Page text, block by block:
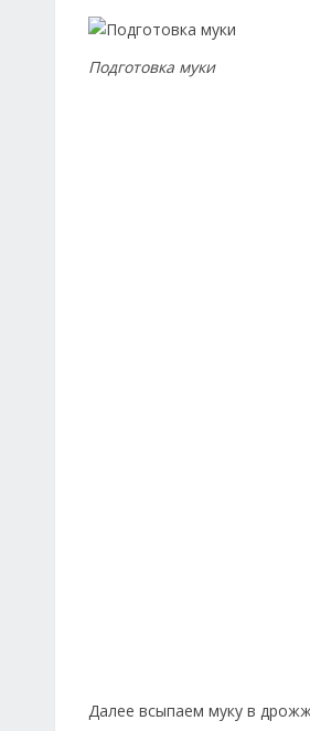
Подготовка муки
Далее всыпаем муку в